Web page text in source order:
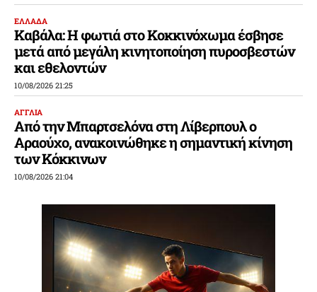
ΕΛΛΑΔΑ
Καβάλα: Η φωτιά στο Κοκκινόχωμα έσβησε
μετά από μεγάλη κινητοποίηση πυροσβεστών
και εθελοντών
10/08/2026 21:25
ΑΓΓΛΙΑ
Από την Μπαρτσελόνα στη Λίβερπουλ ο
Αραούχο, ανακοινώθηκε η σημαντική κίνηση
των Κόκκινων
10/08/2026 21:04